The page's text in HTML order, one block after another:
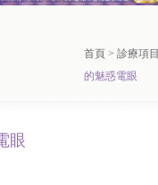
首頁 > 診療項目
的魅惑電眼
眼